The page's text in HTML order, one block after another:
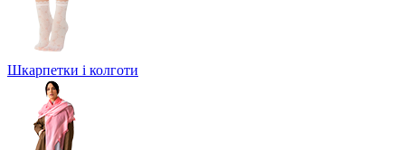
Шкарпетки і колготи